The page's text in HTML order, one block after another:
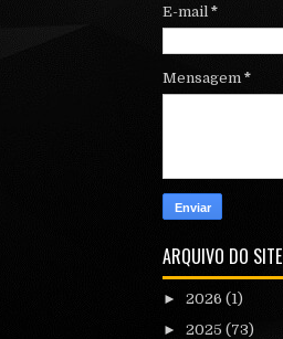
E-mail *
Mensagem*
ARQUIVO DO SITE
► 2026 (1)
► 2025 (73)